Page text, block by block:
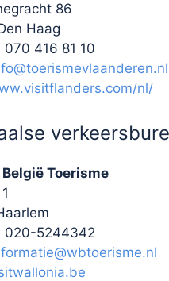
86
Haag
070 416 81 10
nl/
Toerisme
020-5244342